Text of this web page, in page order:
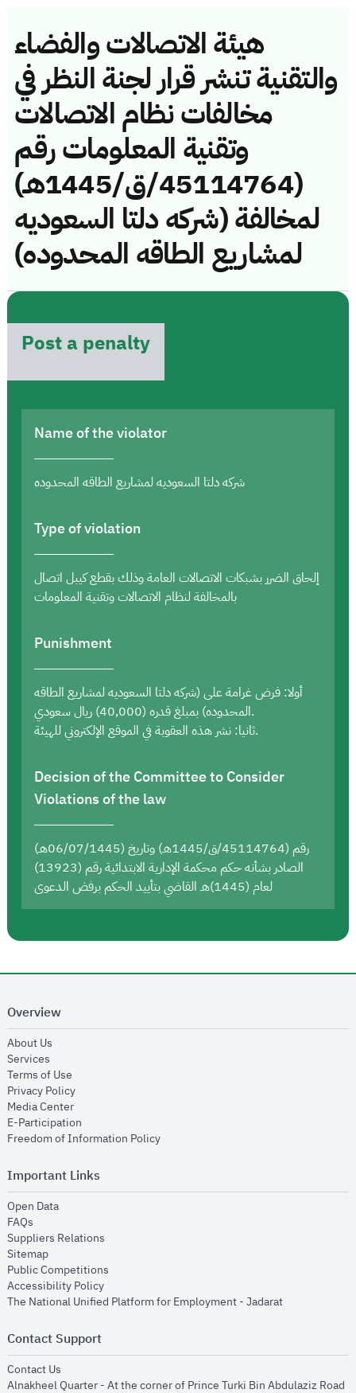
هيئة الاتصالات والفضاء
والتقنية تنشر قرار لجنة النظر في
مخالفات نظام الاتصالات
وتقنية المعلومات رقم
(45114764/ق/1445هـ)
لمخالفة (شركه دلتا السعوديه
لمشاريع الطاقه المحدوده)
Post a penalty
Name of the violator
شركه دلتا السعوديه لمشاريع الطاقه المحدوده
Type of violation
إلحاق الضرر بشبكات الاتصالات العامة وذلك بقطع كيبل اتصال
بالمخالفة لنظام الاتصالات وتقنية المعلومات
Punishment
أولا: فرض غرامة على (شركه دلتا السعوديه لمشاريع الطاقه
المحدوده) بمبلغ قدره (40,000) ريال سعودي.
ثانيا: نشر هذه العقوبة في الموقع الإلكتروني للهيئة.
Decision of the Committee to Consider
Violations of the law
رقم (45114764/ق/1445هـ) وتاريخ (06/07/1445هـ)
الصادر بشأنه حكم محكمة الإدارية الابتدائية رقم (13923)
لعام (1445)هـ القاضي بتأييد الحكم برفض الدعوى
Overview
About Us
Services
Terms of Use
Privacy Policyopens in new window
Media Centeropens in new window
E-Participation
Freedom of Information Policyopens in new window
Important Links
Open Dataopens in new window
FAQs
Suppliers Relations
Sitemapopens in new window
Public Competitions
Accessibility Policyopens in new window
The National Unified Platform for Employment - Jadaratopens in new
Contact Support
Contact Us
Alnakheel Quarter - At the corner of Prince Turki Bin Abdulaziz Road